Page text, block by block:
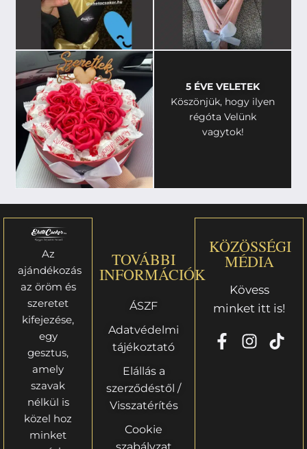
5 ÉVE VELETEK
Köszönjük, hogy ilyen
régóta Velünk
vagytok!
Az
ajándékozás
az öröm és
szeretet
kifejezése,
egy
gesztus,
amely
szavak
nélkül is
közel hoz
minket
TOVÁBBI
INFORMÁCIÓK
ÁSZF
Adatvédelmi
tájékoztató
Elállás a
szerződéstől /
Visszatérítés
Cookie
KÖZÖSSÉGI
MÉDIA
Kövess
minket itt is!